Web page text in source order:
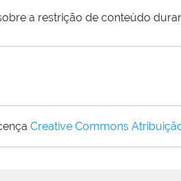
a restrição de conteúdo
Creative Commons